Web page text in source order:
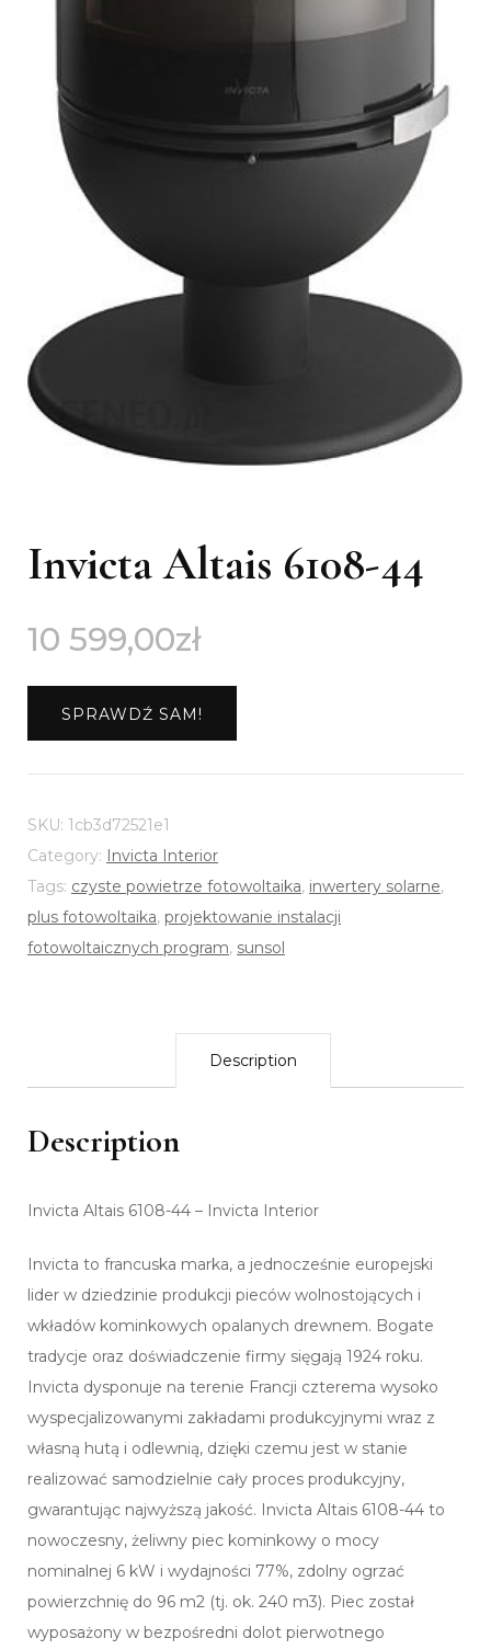
Invicta Altais 6108-44
10 599,00zł
SPRAWDŹ SAM!
SKU: 1cb3d72521e1
Category: Invicta Interior
Tags: czyste powietrze fotowoltaika, inwertery solarne,
plus fotowoltaika, projektowanie instalacji
fotowoltaicznych program, sunsol
Description
Description
Invicta Altais 6108-44 – Invicta Interior
Invicta to francuska marka, a jednocześnie europejski
lider w dziedzinie produkcji pieców wolnostojących i
wkładów kominkowych opalanych drewnem. Bogate
tradycje oraz doświadczenie firmy sięgają 1924 roku.
Invicta dysponuje na terenie Francji czterema wysoko
wyspecjalizowanymi zakładami produkcyjnymi wraz z
własną hutą i odlewnią, dzięki czemu jest w stanie
realizować samodzielnie cały proces produkcyjny,
gwarantując najwyższą jakość. Invicta Altais 6108-44 to
nowoczesny, żeliwny piec kominkowy o mocy
nominalnej 6 kW i wydajności 77%, zdolny ogrzać
powierzchnię do 96 m2 (tj. ok. 240 m3). Piec został
wyposażony w bezpośredni dolot pierwotnego